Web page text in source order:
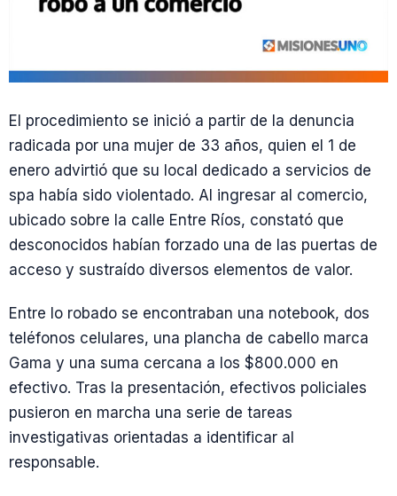
El procedimiento se inició a partir de la denuncia
radicada por una mujer de 33 años, quien el 1 de
enero advirtió que su local dedicado a servicios de
spa había sido violentado. Al ingresar al comercio,
ubicado sobre la calle Entre Ríos, constató que
desconocidos habían forzado una de las puertas de
acceso y sustraído diversos elementos de valor.
Entre lo robado se encontraban una notebook, dos
teléfonos celulares, una plancha de cabello marca
Gama y una suma cercana a los $800.000 en
efectivo. Tras la presentación, efectivos policiales
pusieron en marcha una serie de tareas
investigativas orientadas a identificar al
responsable.